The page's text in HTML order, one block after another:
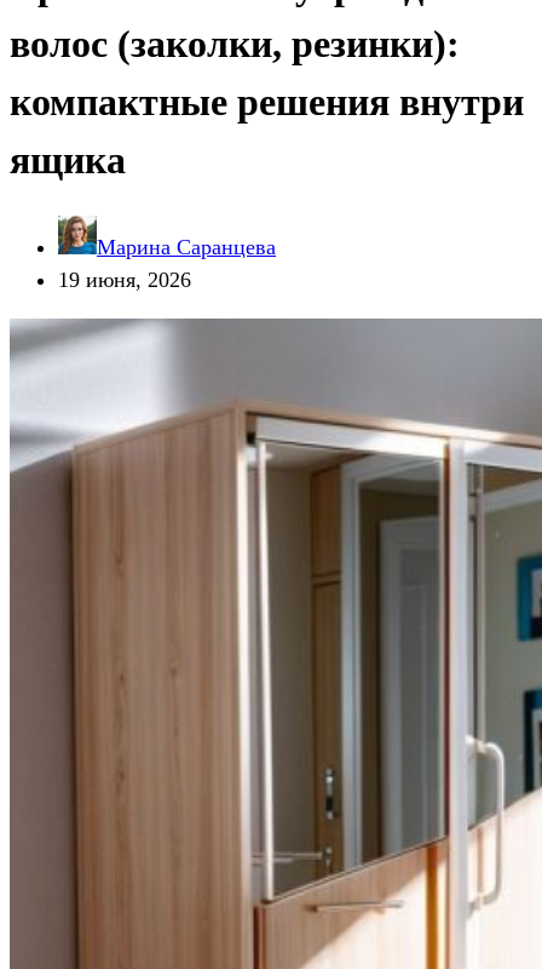
волос (заколки, резинки):
компактные решения внутри
ящика
Марина Саранцева
19 июня, 2026